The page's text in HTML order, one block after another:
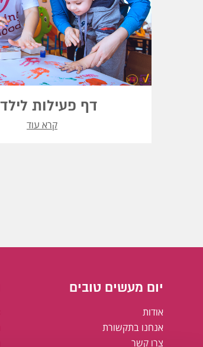
דף פעילות
קרא עוד
יום מעשים טובים
אודות
אנחנו בתקשורת
צרו קשר